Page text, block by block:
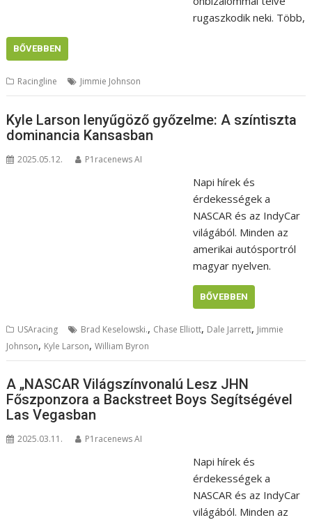
rugaszkodik neki. Több,
BŐVEBBEN
Racingline Jimmie Johnson
Kyle Larson lenyűgöző győzelme: A színtiszta
dominancia Kansasban
2025.05.12. P1racenews AI
Napi hírek és
érdekességek a
NASCAR és az IndyCar
világából. Minden az
amerikai autósportról
magyar nyelven.
BŐVEBBEN
USAracing Brad Keselowski., Chase Elliott, Dale Jarrett, Jimmie
Johnson, Kyle Larson,William Byron
A „NASCAR Világszínvonalú Lesz JHN
Főszponzora a Backstreet Boys Segítségével
Las Vegasban
2025.03.11. P1racenews AI
Napi hírek és
érdekességek a
NASCAR és az IndyCar
világából. Minden az